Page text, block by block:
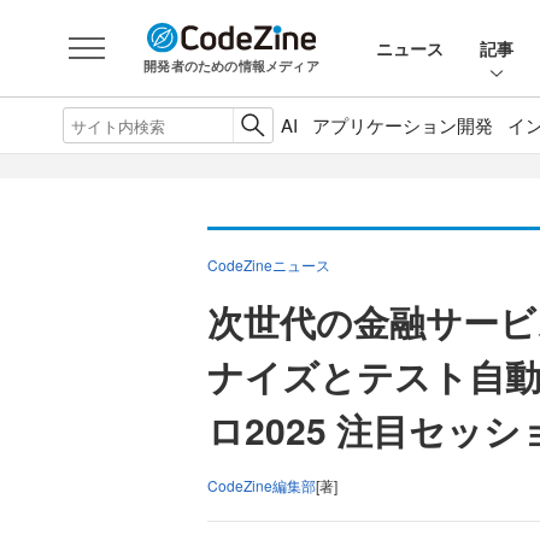
開発者のための情報メディア
ニュース 記事
AI アプリケーション開発 イ
CodeZineニュース
次世代の金融サー
ナイズとテスト自
ロ2025 注目セッシ
CodeZine編集部[著]